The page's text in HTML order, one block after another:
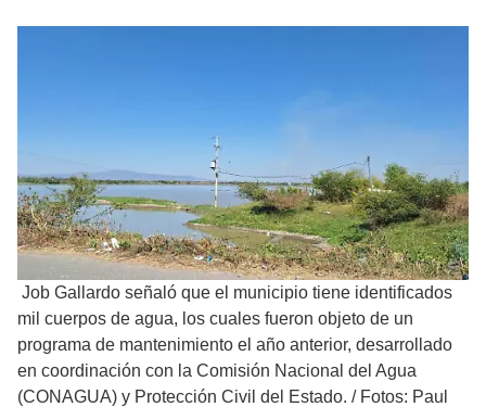
Job Gallardo señaló que el municipio tiene identificados
mil cuerpos de agua, los cuales fueron objeto de un
programa de mantenimiento el año anterior, desarrollado
en coordinación con la Comisión Nacional del Agua
(CONAGUA) y Protección Civil del Estado. / Fotos: Paul